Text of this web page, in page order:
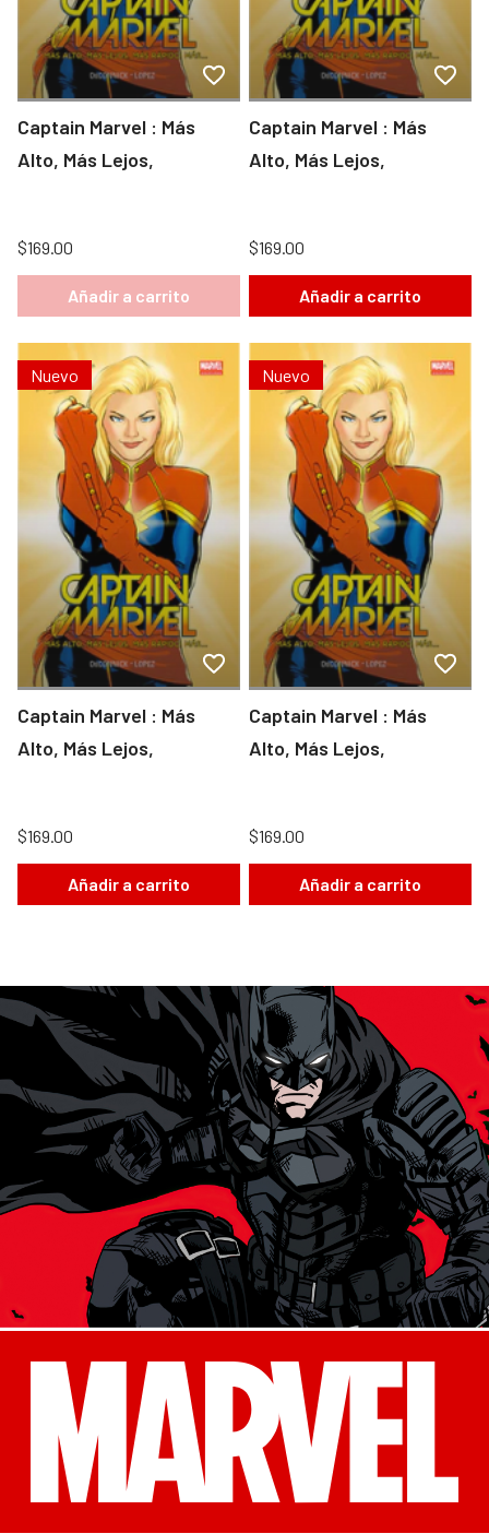
Captain Marvel : Más
Alto, Más Lejos,
$169.00
Añadir a carrito
Captain Marvel : Más
Alto, Más Lejos,
$169.00
Añadir a carrito
Nuevo
Captain Marvel : Más
Alto, Más Lejos,
$169.00
Añadir a carrito
Nuevo
Captain Marvel : Más
Alto, Más Lejos,
$169.00
Añadir a carrito